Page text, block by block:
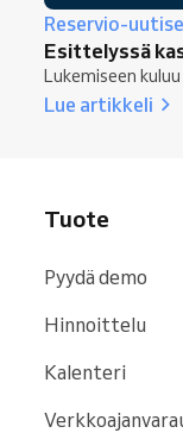
Reservio-
Esittelyssä
Lukemiseen
Lue artikkeli
Tuote
Pyydä demo
Hinnoittelu
Kalenteri